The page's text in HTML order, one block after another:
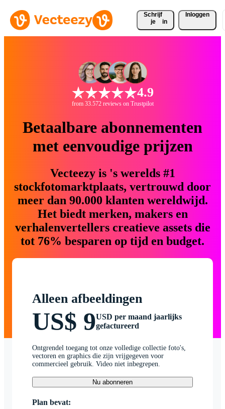
Schrijf
je
in
Inloggen
4.9
from 33.572 reviews on Trustpilot
Betaalbare abonnementen
met eenvoudige prijzen
Vecteezy is 's werelds #1
stockfotomarktplaats, vertrouwd door
meer dan 90.000 klanten wereldwijd.
Het biedt merken, makers en
verhalenvertellers creatieve assets die
tot 76% besparen op tijd en budget.
Alleen afbeeldingen
US$ 9USD per maand jaarlijks
gefactureerd
Ontgrendel toegang tot onze volledige collectie foto's,
vectoren en graphics die zijn vrijgegeven voor
commercieel gebruik. Video niet inbegrepen.
Nu abonneren
Plan bevat: